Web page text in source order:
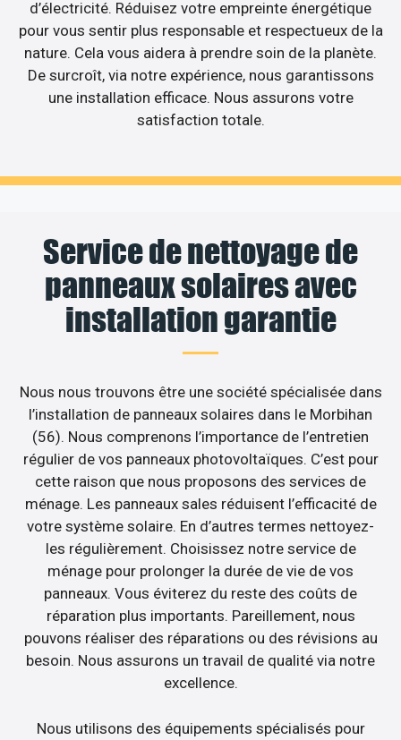
d’électricité. Réduisez votre empreinte énergétique
pour vous sentir plus responsable et respectueux de la
nature. Cela vous aidera à prendre soin de la planète.
De surcroît, via notre expérience, nous garantissons
une installation efficace. Nous assurons votre
satisfaction totale.
Service de nettoyage de
panneaux solaires avec
installation garantie
Nous nous trouvons être une société spécialisée dans
l’installation de panneaux solaires dans le Morbihan
(56). Nous comprenons l’importance de l’entretien
régulier de vos panneaux photovoltaïques. C’est pour
cette raison que nous proposons des services de
ménage. Les panneaux sales réduisent l’efficacité de
votre système solaire. En d’autres termes nettoyez-
les régulièrement. Choisissez notre service de
ménage pour prolonger la durée de vie de vos
panneaux. Vous éviterez du reste des coûts de
réparation plus importants. Pareillement, nous
pouvons réaliser des réparations ou des révisions au
besoin. Nous assurons un travail de qualité via notre
excellence.
Nous utilisons des équipements spécialisés pour